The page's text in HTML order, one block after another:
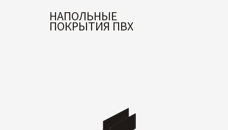
НАПОЛЬНЫЕ
ПОКРЫТИЯ ПВХ